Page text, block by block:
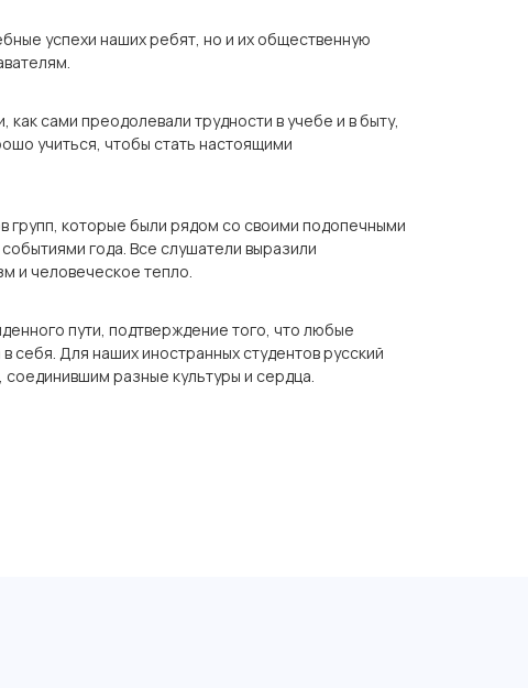
успехи наших ребят, но и их общественную
сами преодолевали трудности в учебе и в быту,
учиться, чтобы стать настоящими
групп, которые были рядом со своими подопечными
года. Все слушатели выразили
и человеческое тепло.
пути, подтверждение того, что любые
Для наших иностранных студентов русский
разные культуры и сердца.